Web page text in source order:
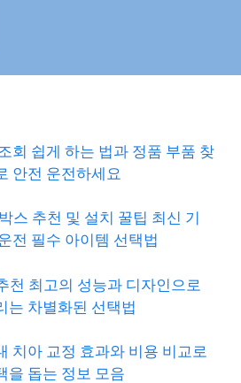
회 쉽게 하는 법과 정품 부품 찾
안전 운전하세요
스 추천 및 설치 꿀팁 최신 기
전 필수 아이템 선택법
천 최고의 성능과 디자인으로
는 차별화된 선택법
치아 교정 효과와 비용 비교로
을 돕는 정보 모음